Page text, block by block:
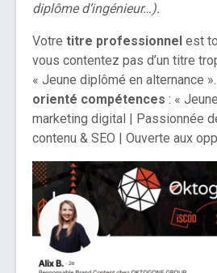
diplôme d’ingénieur…).
Votre titre professionnel est
vous contentez pas d’un titre
« Jeune diplômé en alternance
orienté compétences : «
marketing digital | Passionnée
contenu & SEO | Ouverte aux